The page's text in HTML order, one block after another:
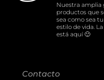
Nuestra
productos que
sea como sea
estilo de vida.
está aquí 🙂
Contacto